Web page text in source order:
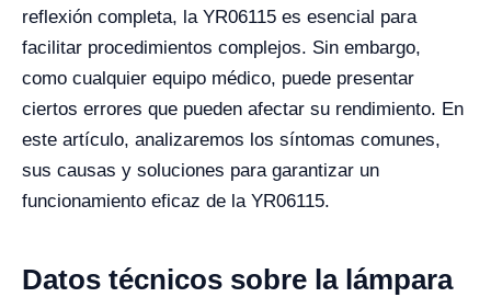
reflexión completa, la YR06115 es esencial para
facilitar procedimientos complejos. Sin embargo,
como cualquier equipo médico, puede presentar
ciertos errores que pueden afectar su rendimiento. En
este artículo, analizaremos los síntomas comunes,
sus causas y soluciones para garantizar un
funcionamiento eficaz de la YR06115.
Datos técnicos sobre la lámpara